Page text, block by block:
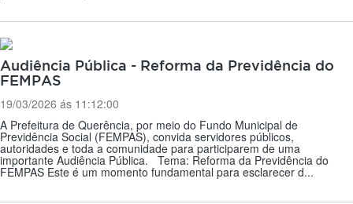
Audiência Pública - Reforma da Previdência do
FEMPAS
19/03/2026 ás 11:12:00
A Prefeitura de Querência, por meio do Fundo Municipal de
Previdência Social (FEMPAS), convida servidores públicos,
autoridades e toda a comunidade para participarem de uma
importante Audiência Pública. Tema: Reforma da Previdência do
FEMPAS Este é um momento fundamental para esclarecer d...